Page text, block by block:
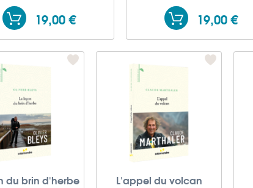
19,00 € 19,00 €
du brin d'herbe L'appel du volcan